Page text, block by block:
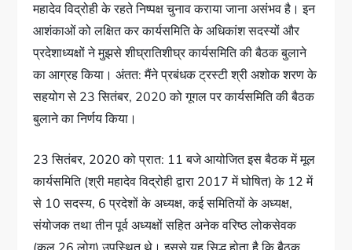
महादेव विद्रोही के रहते निष्पक्ष चुनाव कराया जाना असंभव है। इन
आशंकाओं को लक्षित कर कार्यसमिति के अधिकांश सदस्यों और
प्रदेशाध्यक्षों ने मुझसे शीघ्रातिशीघ्र कार्यसमिति की बैठक बुलाने
का आग्रह किया। अंतत: मैंने प्रबंधक ट्रस्टी श्री अशोक शरण के
सहयोग से 23 सितंबर, 2020 को गूगल पर कार्यसमिति की बैठक
बुलाने का निर्णय किया।
23 सितंबर, 2020 को प्रात: 11 बजे आयोजित इस बैठक में मूल
कार्यसमिति (श्री महादेव विद्रोही द्वारा 2017 में घोषित) के 12 में
से 10 सदस्य, 6 प्रदेशों के अध्यक्ष, कई समितियों के अध्यक्ष,
संयोजक तथा तीन पूर्व अध्यक्षों सहित अनेक वरिष्ठ लोकसेवक